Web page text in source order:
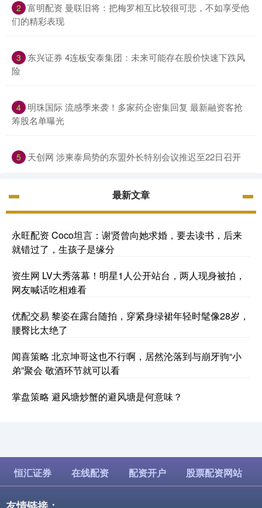
2 富明配资 曼联旧将：把梅罗相互比较很可悲，不如享受他
们的精彩表现
3
东兴证券 4连板安泰集团：未来可能存在股价快速下跌风
险
4 明珠国际 流感季来袭！多家药企密集回复 最新融资客抢
筹股名单曝光
5 天创网 涉柬泰局势的东盟外长特别会议推迟至22日召开
最新文章
永旺配资 Coco坦言：谢贤曾向她求婚，要去读书，后来
就错过了，生孩子是缘分
资生网 LV大秀落幕！明星1人公开站台，两人现身被拍，
网友喊话吃相难看
优配交易 黎姿在露台随拍，穿紧身绿裙年轻时髦像28岁，
腰臀比太绝了
闻喜策略 北京坤哥这也不行啊，居然沦落到与崩牙驹“小
弟”聚会 敬酒环节就可以看
掌盘策略 避风塘炒蟹的避风塘是何意味？
恒汇证券 在线配资 配资开户 股票配资网站